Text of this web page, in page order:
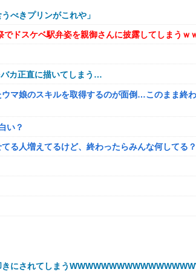
べきプリンがこれや」
でドスケベ駅弁姿を親御さんに披露してしまうｗ
バカ正直に描いてしまう…
ウマ娘のスキルを取得するのが面倒…このまま終
い？
る人増えてるけど、終わったらみんな何してる？
と！」←こいつの目的
さかの『こう』言われたんやがこれワイ詰みか
にされてしまう